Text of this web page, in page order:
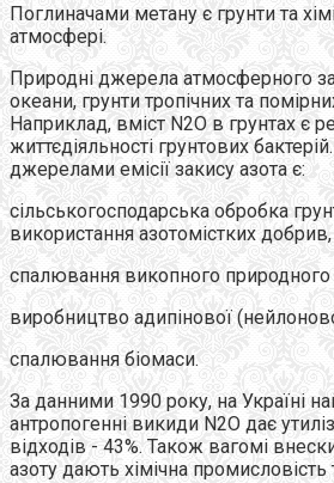
Поглиначами метану є грунти та
атмосфері.
Природні джерела атмосферного
океани, грунти тропічних та
Наприклад, вміст N2O в грунтах є
життєдіяльності грунтових
джерелами емісії закису азота є:
сільськогосподарська обробка
використання азотомістких добрив,
спалювання викопного природного
виробництво адипінової
спалювання біомаси.
За данними 1990 року, на Україні
антропогенні викиди N2O дає
відходів - 43%. Також вагомі
азоту дають хімічна промисловість